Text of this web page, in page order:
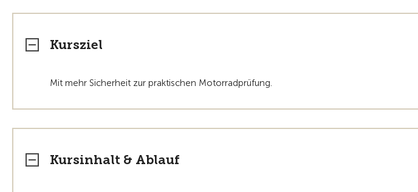
Kursziel
Mit mehr Sicherheit zur praktischen Motorradprüfung.
Kursinhalt & Ablauf